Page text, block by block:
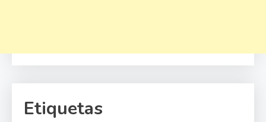
Etiquetas